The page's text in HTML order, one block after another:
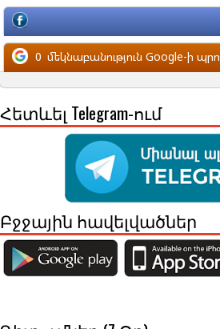
մեկնաբանություն Facebook-ի
0 մեկնաբանություն Google-ի
Հետևել Telegram-ում
Բջջային հավելվածներ